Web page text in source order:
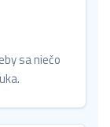
sa niečo